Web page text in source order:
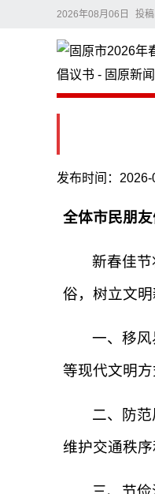
2026年08月06日 投
发布时间：
全体市民朋友
新春佳
俗，树立文
一、移
等现代文明
二、防
维护交通秩